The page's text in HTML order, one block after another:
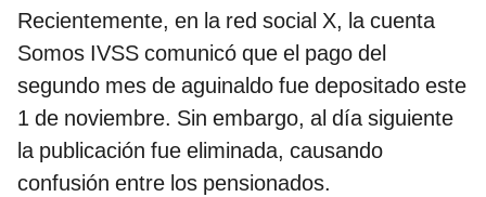
Recientemente, en la red social X, la cuenta
Somos IVSS comunicó que el pago del
segundo mes de aguinaldo fue depositado este
1 de noviembre. Sin embargo, al día siguiente
la publicación fue eliminada, causando
confusión entre los pensionados.